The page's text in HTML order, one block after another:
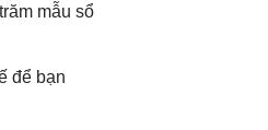
mẫu sổ
để bạn